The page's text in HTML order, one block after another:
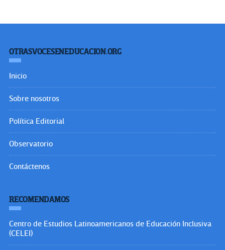
OTRASVOCESENEDUCACION.ORG
Inicio
Sobre nosotros
Política Editorial
Observatorio
Contáctenos
RECOMENDAMOS
Centro de Estudios Latinoamericanos de Educación Inclusiva
(CELEI)